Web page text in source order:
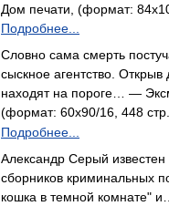
Дом печати, (формат:
Подробнее...
Словно сама смерть
сыскное агентство.
находят на пороге… —
(формат: 60x90/16, 448
Подробнее...
Александр Серый известен
сборников криминальных
кошка в темной комнате"